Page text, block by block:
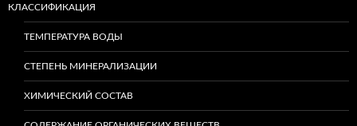
КЛАССИФИКАЦИЯ
ТЕМПЕРАТУРА ВОДЫ
СТЕПЕНЬ МИНЕРАЛИЗАЦИИ
ХИМИЧЕСКИЙ СОСТАВ